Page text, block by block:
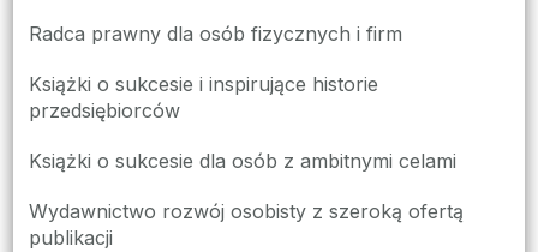
Radca prawny dla osób fizycznych i firm
Książki o sukcesie i inspirujące historie
przedsiębiorców
Książki o sukcesie dla osób z ambitnymi celami
Wydawnictwo rozwój osobisty z szeroką ofertą
publikacji